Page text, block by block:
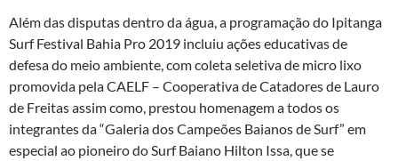
Além das disputas dentro da água, a programação do Ipitanga
Surf Festival Bahia Pro 2019 incluiu ações educativas de
defesa do meio ambiente, com coleta seletiva de micro lixo
promovida pela CAELF – Cooperativa de Catadores de Lauro
de Freitas assim como, prestou homenagem a todos os
integrantes da “Galeria dos Campeões Baianos de Surf” em
especial ao pioneiro do Surf Baiano Hilton Issa, que se